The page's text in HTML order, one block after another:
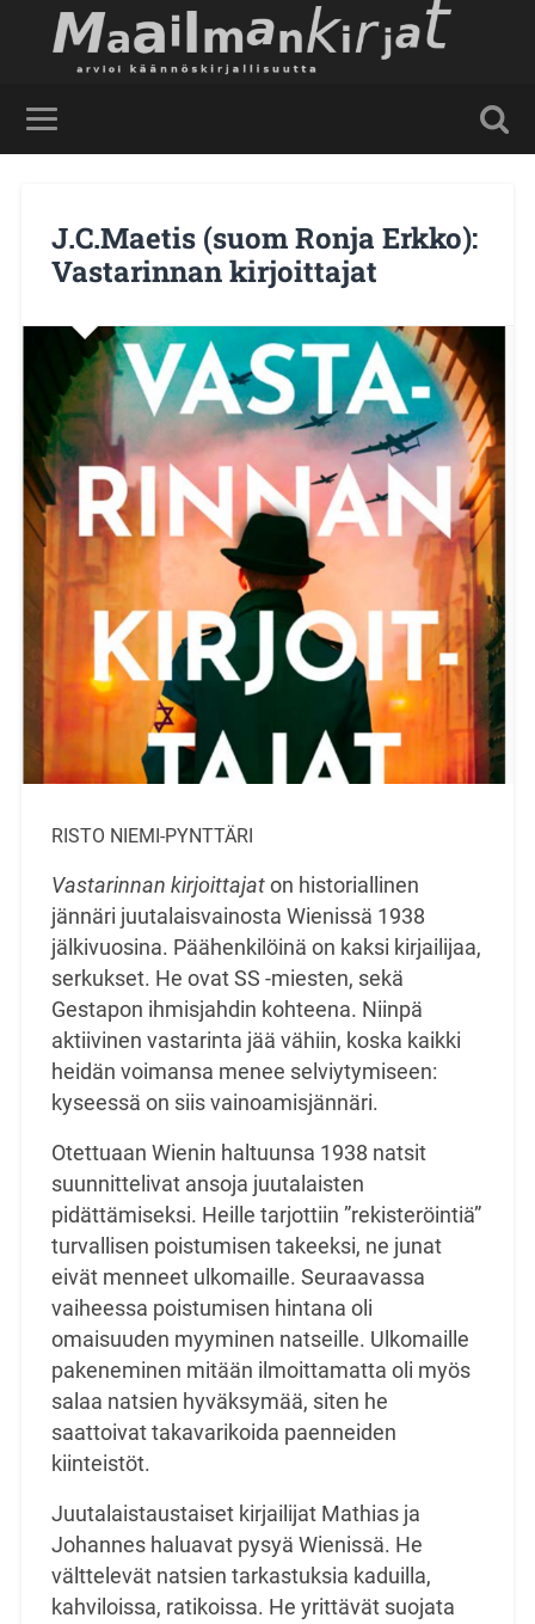
J.C.Maetis (suom Ronja Erkko):
Vastarinnan kirjoittajat
RISTO NIEMI-PYNTTÄRI
Vastarinnan kirjoittajaton historiallinen
jännäri juutalaisvainosta Wienissä 1938
jälkivuosina. Päähenkilöinä on kaksi kirjailijaa,
serkukset. He ovat SS -miesten, sekä
Gestapon ihmisjahdin kohteena. Niinpä
aktiivinen vastarinta jää vähiin, koska kaikki
heidän voimansa menee selviytymiseen:
kyseessä on siis vainoamisjännäri.
Otettuaan Wienin haltuunsa 1938 natsit
suunnittelivat ansoja juutalaisten
pidättämiseksi. Heille tarjottiin ”rekisteröintiä”
turvallisen poistumisen takeeksi, ne junat
eivät menneet ulkomaille. Seuraavassa
vaiheessa poistumisen hintana oli
omaisuuden myyminen natseille. Ulkomaille
pakeneminen mitään ilmoittamatta oli myös
salaa natsien hyväksymää, siten he
saattoivat takavarikoida paenneiden
kiinteistöt.
Juutalaistaustaiset kirjailijat Mathias ja
Johannes haluavat pysyä Wienissä. He
välttelevät natsien tarkastuksia kaduilla,
kahviloissa, ratikoissa. He yrittävät suojata